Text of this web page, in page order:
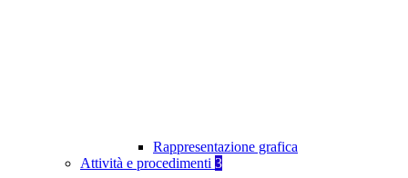
Rappresentazione grafica
Attività e procedimenti 3